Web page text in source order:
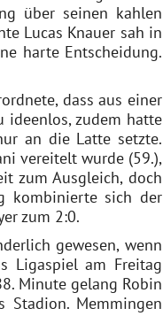
über seinen kahlen
Lucas Knauer sah in
harte Entscheidung.
dass aus einer
ideenlos, zudem hatte
an die Latte setzte.
vereitelt wurde (59.),
zum Ausgleich, doch
kombinierte sich der
zum 2:0.
gewesen, wenn
Ligaspiel am Freitag
Minute gelang Robin
Memmingen